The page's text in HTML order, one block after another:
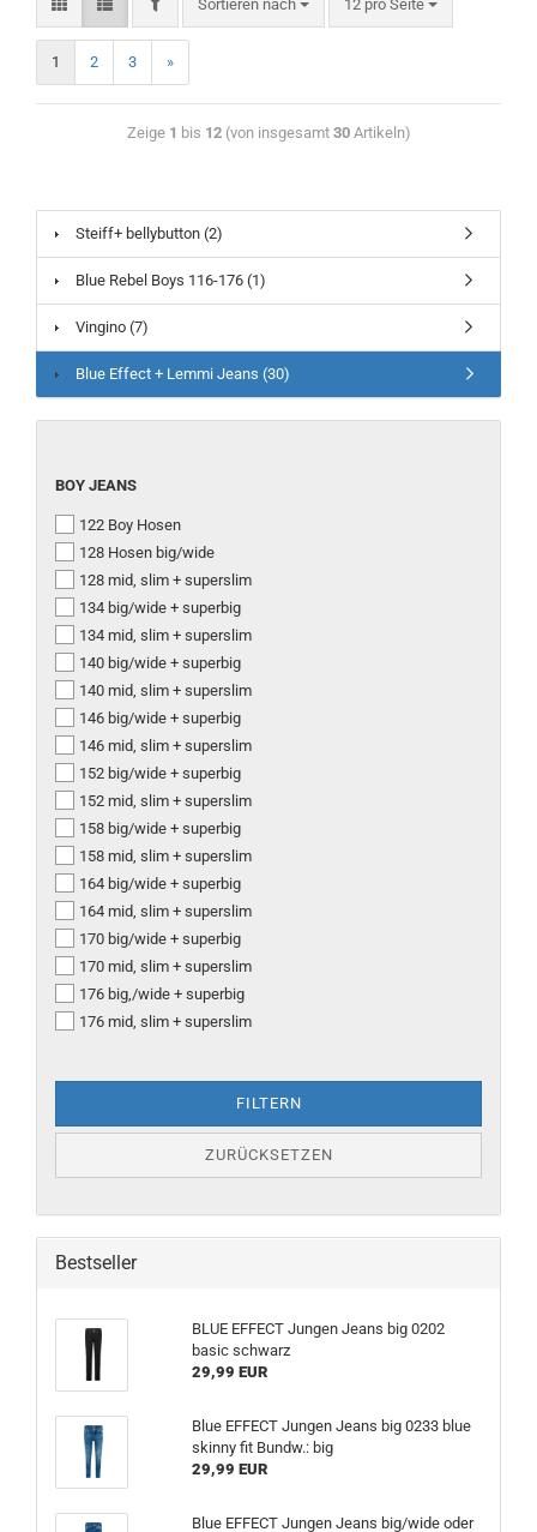
Sortieren nach 12 pro Seite
1 2 3 »
Zeige 1 bis 12(von insgesamt 30Artikeln)
Steiff+ bellybutton (2)
Blue Rebel Boys 116-176 (1)
Vingino (7)
Blue Effect + Lemmi Jeans (30)
BOY JEANS
122 Boy Hosen
128 Hosen big/wide
128 mid, slim + superslim
134 big/wide + superbig
134 mid, slim + superslim
140 big/wide + superbig
140 mid, slim + superslim
146 big/wide + superbig
146 mid, slim + superslim
152 big/wide + superbig
152 mid, slim + superslim
158 big/wide + superbig
158 mid, slim + superslim
164 big/wide + superbig
164 mid, slim + superslim
170 big/wide + superbig
170 mid, slim + superslim
176 big,/wide + superbig
176 mid, slim + superslim
FILTERN
ZURÜCKSETZEN
Bestseller
BLUE EFFECT Jungen Jeans big 0202
basic schwarz
29,99 EUR
Blue EFFECT Jungen Jeans big 0233 blue
skinny fit Bundw.: big
29,99 EUR
Blue EFFECT Jungen Jeans big/wide oder